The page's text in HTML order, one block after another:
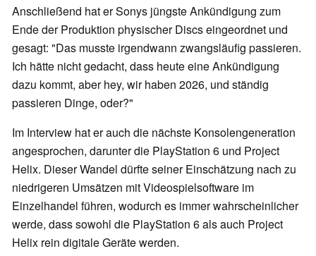
Anschließend hat er Sonys jüngste Ankündigung zum
Ende der Produktion physischer Discs eingeordnet und
gesagt: "Das musste irgendwann zwangsläufig passieren.
Ich hätte nicht gedacht, dass heute eine Ankündigung
dazu kommt, aber hey, wir haben 2026, und ständig
passieren Dinge, oder?"
Im Interview hat er auch die nächste Konsolengeneration
angesprochen, darunter die PlayStation 6 und Project
Helix. Dieser Wandel dürfte seiner Einschätzung nach zu
niedrigeren Umsätzen mit Videospielsoftware im
Einzelhandel führen, wodurch es immer wahrscheinlicher
werde, dass sowohl die PlayStation 6 als auch Project
Helix rein digitale Geräte werden.